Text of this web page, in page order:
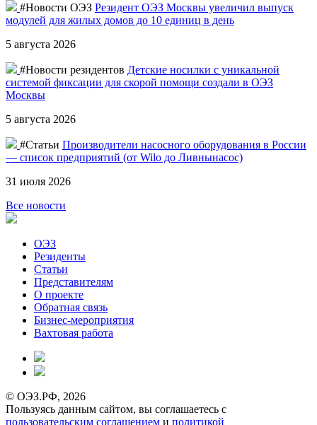
#Новости ОЭЗ Резидент ОЭЗ Москвы увеличил выпуск
модулей для жилых домов до 10 единиц в день
5 августа 2026
#Новости резидентов Детские носилки с уникальной
системой фиксации для скорой помощи создали в ОЭЗ
Москвы
5 августа 2026
#Статьи Производители насосного оборудования в России
— список предприятий (от Wilo до Ливнынасос)
31 июля 2026
Все новости
ОЭЗ
Резиденты
Статьи
Представителям
О проекте
Обратная связь
Бизнес-мероприятия
Вахтовая работа
© ОЭЗ.РФ, 2026
Пользуясь данным сайтом, вы соглашаетесь с
пользовательским соглашением и политикой